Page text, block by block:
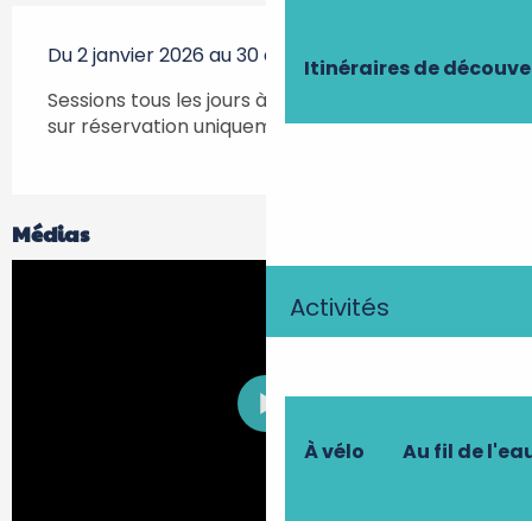
Itinéraires de
Activités
À vélo Au fil de
Du 2 janvier 2026 au 30 décembre 2026
Sessions tous les jours à 10h30, 14h30 et 17h15,
sur réservation uniquement.
Médias